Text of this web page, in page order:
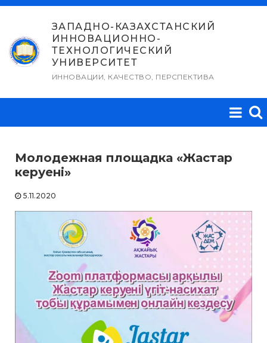
Перейти
содержимому
ЗАПАДНО-КАЗАХСТАНСКИЙ
ИННОВАЦИОННО-
ТЕХНОЛОГИЧЕСКИЙ
УНИВЕРСИТЕТ
ИННОВАЦИИ, КАЧЕСТВО, ПЕРСПЕКТИВА
Молодежная площадка «Жастар
керуені»
5.11.2020